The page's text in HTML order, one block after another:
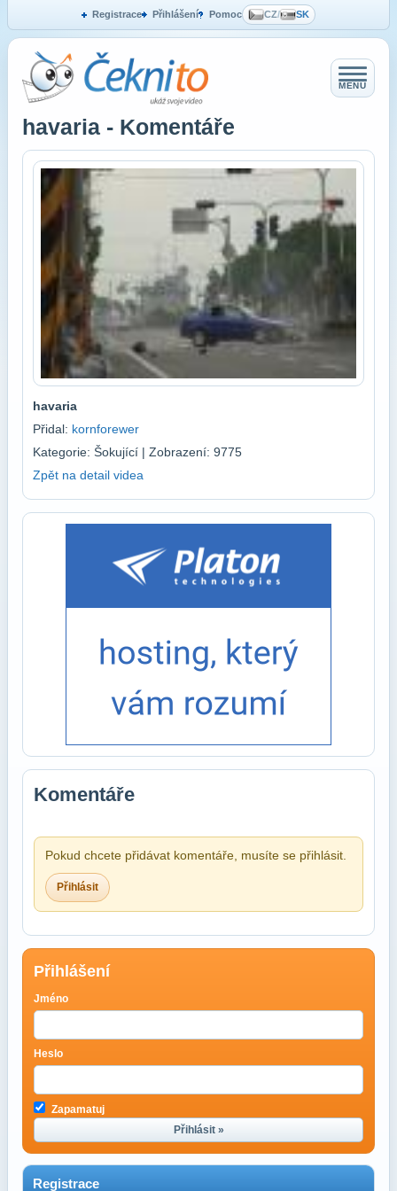
Registrace Přihlášení Pomoc CZ/ SK
MENU
havaria - Komentáře
havaria
Přidal: kornforewer
Kategorie: Šokující | Zobrazení: 9775
Zpět na detail videa
Komentáře
Pokud chcete přidávat komentáře, musíte se přihlásit.
Přihlásit
Přihlášení
Jméno
Heslo
Zapamatuj
Přihlásit »
Registrace